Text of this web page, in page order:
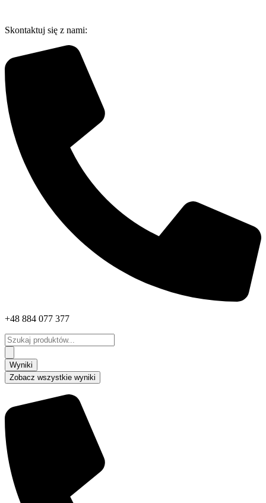
treści
Skontaktuj się z nami:
+48 884 077 377
Search
...
Wyniki
Zobacz wszystkie wyniki